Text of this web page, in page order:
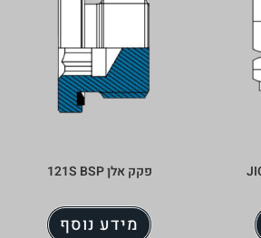
פקק אלן 121S BSP
מידע נוסף